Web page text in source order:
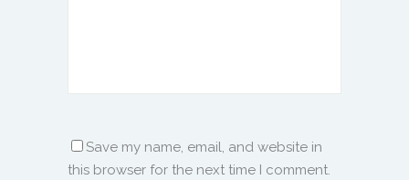
Save my name, email, and website in
this browser for the next time I comment.